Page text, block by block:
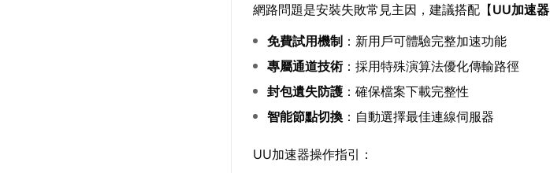
網路問題是安裝失敗常見主因，建議搭配【UU加速器
免費試用機制 ：新用戶可體驗完整加速功能
專屬通道技術：採用特殊演算法優化傳輸路徑
封包遺失防護 ：確保檔案下載完整性
智能節點切換 ：自動選擇最佳連線伺服器
UU加速器操作指引：